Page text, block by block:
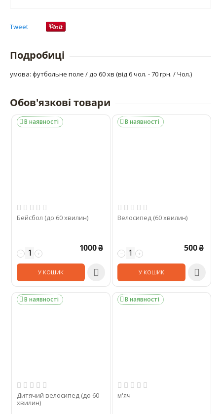
Tweet
Подробиці
умова: футбольне поле / до 60 хв (від 6 чол. - 70 грн. / Чол.)
Обов'язкові товари
В наявності

Бейсбол (до 60 хвилин)
+
−
1000₴
У КОШИК 
В наявності

Велосипед (60 хвилин)
+
−
500₴
У КОШИК 
В наявності

Дитячий велосипед (до 60
хвилин)
В наявності

м'яч